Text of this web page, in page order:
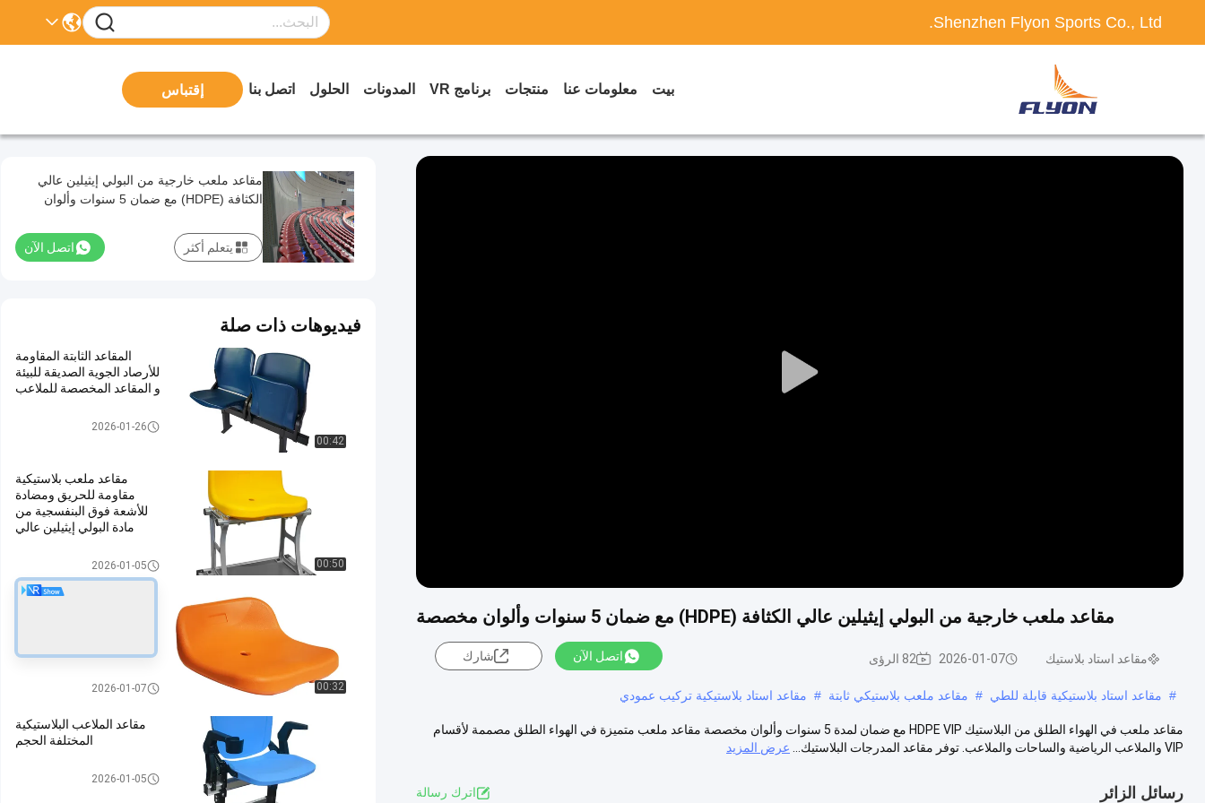
Shenzhen Flyon Sports Co., Ltd.
بيت معلومات عنا منتجات برنامج VR المدونات الحلول اتصل بنا إقتباس
Play
مقاعد ملعب خارجية من البولي إيثيلين عالي الكثافة (HDPE) مع ضمان 5 سنوات وألوان مخصصة
مقاعد استاد بلاستيك 2026-01-07 82 الرؤى اتصل الآن شارك
# مقاعد استاد بلاستيكية قابلة للطي # مقاعد ملعب بلاستيكي ثابتة # مقاعد استاد بلاستيكية تركيب عمودي
مقاعد ملعب في الهواء الطلق من البلاستيك HDPE VIP مع ضمان لمدة 5 سنوات وألوان مخصصة مقاعد ملعب متميزة في الهواء الطلق مصممة لأقسام
VIP والملاعب الرياضية والساحات والملاعب. توفر مقاعد المدرجات البلاستيك...
عرض المزيد
رسائل الزائر اترك رسالة
مقاعد ملعب خارجية من البولي إيثيلين عالي
الكثافة (HDPE) مع ضمان 5 سنوات وألوان
اتصل الآن يتعلم أكثر
فيديوهات ذات صلة
00:42
المقاعد الثابتة المقاومة
للأرصاد الجوية الصديقة للبيئة
و المقاعد المخصصة للملاعب
مقاعد استاد بلاستيك2026-01-26
00:50
مقاعد ملعب بلاستيكية
مقاومة للحريق ومضادة
للأشعة فوق البنفسجية من
مادة البولي إيثيلين عالي
للاستخدام الداخلي والخارجي
مقاعد استاد بلاستيك2026-01-05
00:32
مادة البولي إيثيلين عالي
للاستخدام الداخلي والخارجي
مقاعد استاد بلاستيك2026-01-07
مقاعد الملاعب البلاستيكية
المختلفة الحجم
مقاعد استاد بلاستيك2026-01-05